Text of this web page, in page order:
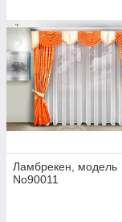
Ламбрекен, модель
No90011